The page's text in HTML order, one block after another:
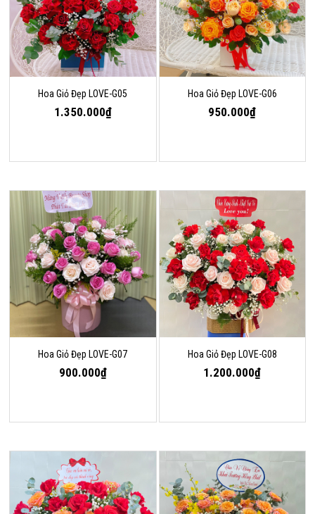
Hoa Giỏ Đẹp LOVE-G05
1.350.000₫
Hoa Giỏ Đẹp LOVE-G06
950.000₫
Hoa Giỏ Đẹp LOVE-G07
900.000₫
Hoa Giỏ Đẹp LOVE-G08
1.200.000₫